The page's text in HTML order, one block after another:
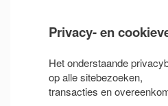
Privacy- en
Het onderstaande
op alle sitebezoeken,
transacties en